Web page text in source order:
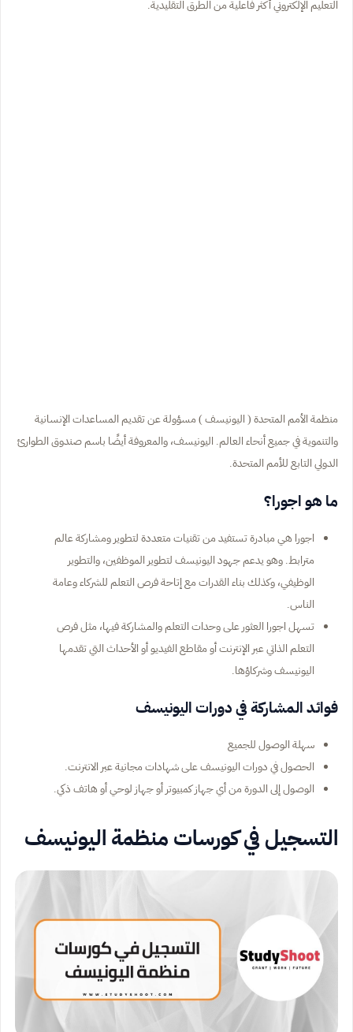
التعليم الإلكتروني أكثر فاعلية من الطرق التقليدية.
منظمة الأمم المتحدة ( اليونيسف ) مسؤولة عن تقديم المساعدات الإنسانية
والتنموية في جميع أنحاء العالم. اليونيسف، والمعروفة أيضًا باسم صندوق الطوارئ
الدولي التابع للأمم المتحدة.
ما هو اجورا؟
اجورا هي مبادرة تستفيد من تقنيات متعددة لتطوير ومشاركة عالم
مترابط. وهو يدعم جهود اليونيسف لتطوير الموظفين، والتطوير
الوظيفي، وكذلك بناء القدرات مع إتاحة فرص التعلم للشركاء وعامة
الناس.
تسهل اجورا العثور على وحدات التعلم والمشاركة فيها، مثل فرص
التعلم الذاتي عبر الإنترنت أو مقاطع الفيديو أو الأحداث التي تقدمها
اليونيسف وشركاؤها.
فوائد المشاركة في دورات اليونيسف
سهلة الوصول للجميع
الحصول في دورات اليونيسف على شهادات مجانية عبر الانترنت.
الوصول إلى الدورة من أي جهاز كمبيوتر أو جهاز لوحي أو هاتف ذكي.
التسجيل في كورسات منظمة اليونيسف